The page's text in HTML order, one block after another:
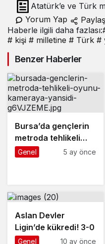
Atatürk’e ve Türk
yakalandı
Yorum Yap
Paylaş
Haberle ilgili daha fazlası:
# kişi # milletine # Türk #
Benzer Haberler
Bursa’da gençlerin
metroda tehlikeli
oyunu kameraya
Genel 5 ay önce
Aslan Devler
Ligin’de kükredi! 3-0
Genel 10 ay önce